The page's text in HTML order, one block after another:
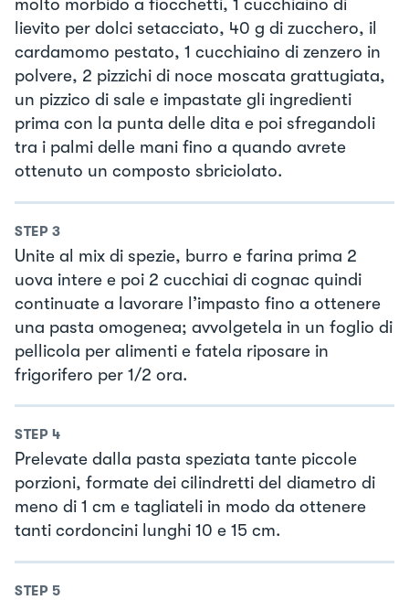
molto morbido a fiocchetti, 1 cucchiaino di
lievito per dolci setacciato, 40 g di zucchero, il
cardamomo pestato, 1 cucchiaino di zenzero in
polvere, 2 pizzichi di noce moscata grattugiata,
un pizzico di sale e impastate gli ingredienti
prima con la punta delle dita e poi sfregandoli
tra i palmi delle mani fino a quando avrete
ottenuto un composto sbriciolato.
STEP 3
Unite al mix di spezie, burro e farina prima 2
uova intere e poi 2 cucchiai di cognac quindi
continuate a lavorare l’impasto fino a ottenere
una pasta omogenea; avvolgetela in un foglio di
pellicola per alimenti e fatela riposare in
frigorifero per 1/2 ora.
STEP 4
Prelevate dalla pasta speziata tante piccole
porzioni, formate dei cilindretti del diametro di
meno di 1 cm e tagliateli in modo da ottenere
tanti cordoncini lunghi 10 e 15 cm.
STEP 5